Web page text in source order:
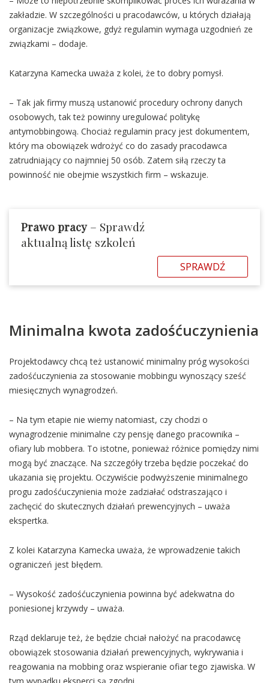
zakładzie. W szczególności u pracodawców, u których działają
organizacje związkowe, gdyż regulamin wymaga uzgodnień ze
związkami – dodaje.
Katarzyna Kamecka uważa z kolei, że to dobry pomysł.
– Tak jak firmy muszą ustanowić procedury ochrony danych
osobowych, tak też powinny uregulować politykę
antymobbingową. Chociaż regulamin pracy jest dokumentem,
który ma obowiązek wdrożyć co do zasady pracodawca
zatrudniający co najmniej 50 osób. Zatem siłą rzeczy ta
powinność nie obejmie wszystkich firm – wskazuje.
Prawo pracy– Sprawdź
aktualną listę szkoleń
SPRAWDŹ
Minimalna kwota zadośćuczynienia
Projektodawcy chcą też ustanowić minimalny próg wysokości
zadośćuczynienia za stosowanie mobbingu wynoszący sześć
miesięcznych wynagrodzeń.
– Na tym etapie nie wiemy natomiast, czy chodzi o
wynagrodzenie minimalne czy pensję danego pracownika –
ofiary lub mobbera. To istotne, ponieważ różnice pomiędzy nimi
mogą być znaczące. Na szczegóły trzeba będzie poczekać do
ukazania się projektu. Oczywiście podwyższenie minimalnego
progu zadośćuczynienia może zadziałać odstraszająco i
zachęcić do skutecznych działań prewencyjnych – uważa
ekspertka.
Z kolei Katarzyna Kamecka uważa, że wprowadzenie takich
ograniczeń jest błędem.
– Wysokość zadośćuczynienia powinna być adekwatna do
poniesionej krzywdy – uważa.
Rząd deklaruje też, że będzie chciał nałożyć na pracodawcę
obowiązek stosowania działań prewencyjnych, wykrywania i
reagowania na mobbing oraz wspieranie ofiar tego zjawiska. W
tym wypadku eksperci są zgodni.